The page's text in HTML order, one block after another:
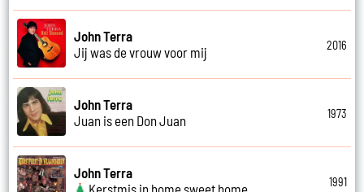
John Terra
Jij was de vrouw voor mij
2016
John Terra
Juan is een Don Juan
1973
John Terra
1991